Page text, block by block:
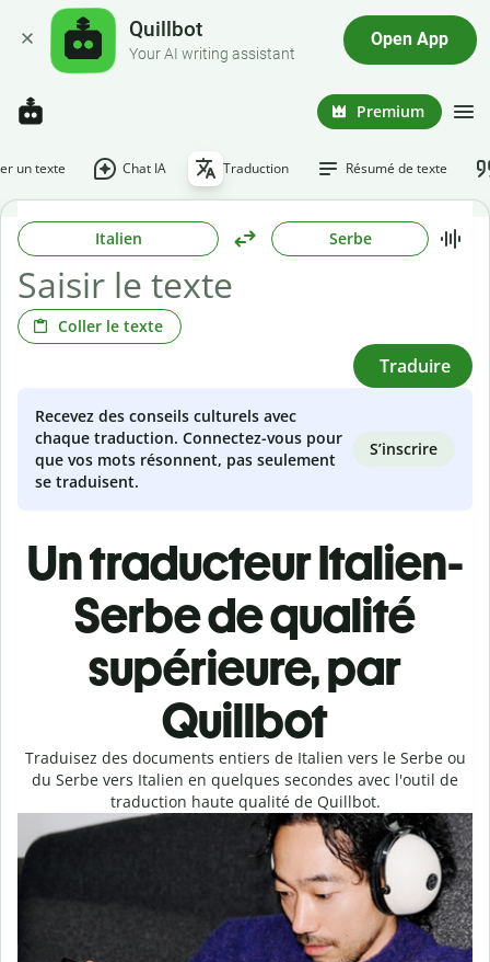
Quillbot
Your AI writing assistant
Open App
Premium
un texte Chat IA Traduction Résumé de texte
Italien Serbe
Coller le texte
Traduire
Recevez des conseils culturels avec
chaque traduction. Connectez-vous pour
que vos mots résonnent, pas seulement
se traduisent.
S’inscrire
Un traducteur Italien-
Serbe de qualité
supérieure, par
Quillbot
Traduisez des documents entiers de Italien vers le Serbe ou
du Serbe vers Italien en quelques secondes avec l'outil de
traduction haute qualité de Quillbot.